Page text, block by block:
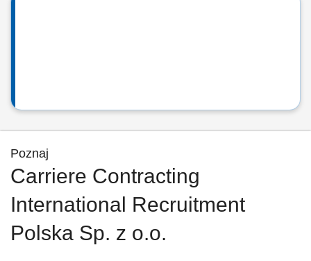
Poznaj
Carriere Contracting
International Recruitment
Polska Sp. z o.o.